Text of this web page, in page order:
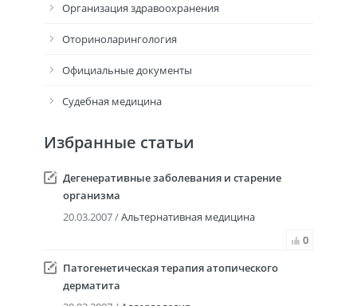
Организация здравоохранения
Оториноларингология
Официальные документы
Судебная медицина
Избранные статьи
Дегенеративные заболевания и старение
организма
20.03.2007 /Альтернативная медицина
0
Патогенетическая терапия атопического
дерматита